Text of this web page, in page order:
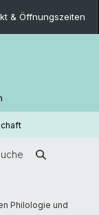
& Öffnungszeiten
Philologie und